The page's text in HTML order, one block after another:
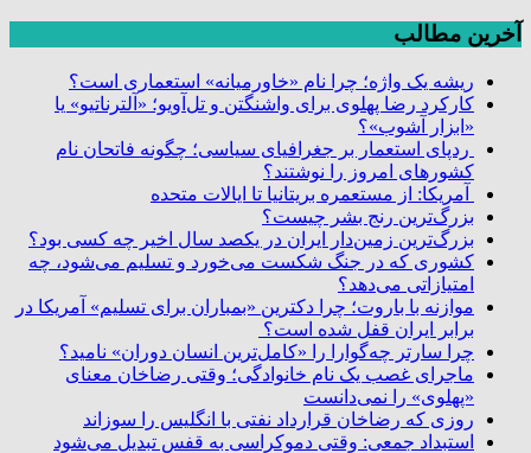
آخرین مطالب
ریشه یک واژه؛ چرا نام «خاورمیانه» استعماری است؟
کارکرد رضا پهلوی برای واشنگتن و تل‌آویو؛ «آلترناتیو» یا
«ابزار آشوب»؟
ردپای استعمار بر جغرافیای سیاسی؛ چگونه فاتحان نام
کشورهای امروز را نوشتند؟
آمریکا: از مستعمره بریتانیا تا ایالات متحده
بزرگ‌ترین رنج بشر چیست؟
بزرگ‌ترین زمین‌دار ایران در یکصد سال اخیر چه کسی بود؟
کشوری که در جنگ شکست می‌خورد و تسلیم می‌شود، چه
امتیازاتی می‌دهد؟
موازنه با باروت؛ چرا دکترین «بمباران برای تسلیم» آمریکا در
برابر ایران قفل شده است؟
چرا سارتر چه‌گوارا را «کامل‌ترین انسان دوران» نامید؟
ماجرای غصب یک نام خانوادگی؛ وقتی رضاخان معنای
«پهلوی» را نمی‌دانست
روزی که رضاخان قرارداد نفتی با انگلیس را سوزاند
استبداد جمعی: وقتی دموکراسی به قفس تبدیل می‌شود